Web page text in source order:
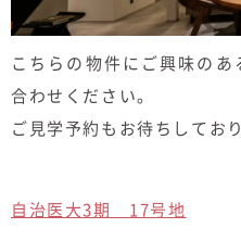
こちらの物件にご興味の
合わせください。
ご見学予約もお待ちして
自治医大3期 17号地